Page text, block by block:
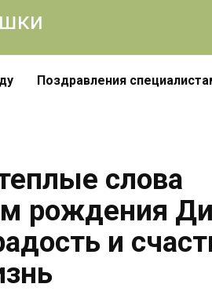
Поздравления
слова
рождения
и